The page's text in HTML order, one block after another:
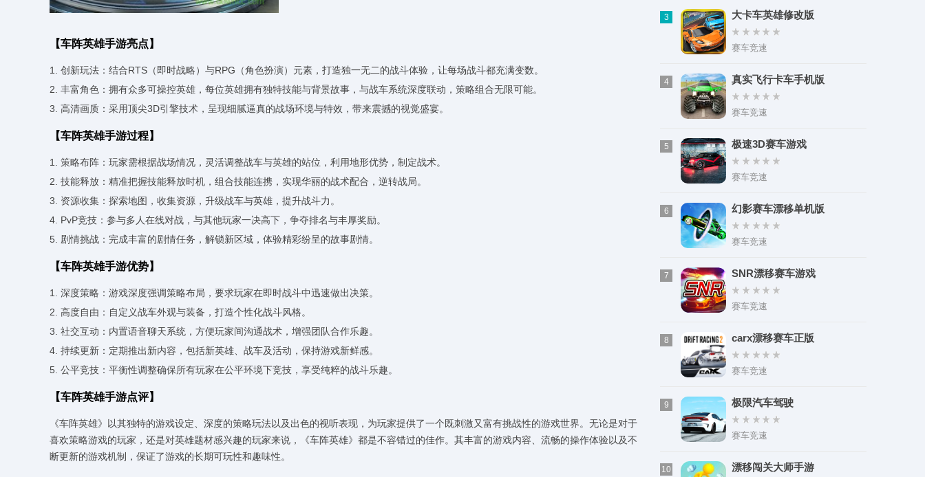
【车阵英雄手游亮点】
1. 创新玩法：结合RTS（即时战略）与RPG（角色扮演）元素，打造独一无二的战斗体验，让每场战斗都充满变数。
2. 丰富角色：拥有众多可操控英雄，每位英雄拥有独特技能与背景故事，与战车系统深度联动，策略组合无限可能。
3. 高清画质：采用顶尖3D引擎技术，呈现细腻逼真的战场环境与特效，带来震撼的视觉盛宴。
【车阵英雄手游过程】
1. 策略布阵：玩家需根据战场情况，灵活调整战车与英雄的站位，利用地形优势，制定战术。
2. 技能释放：精准把握技能释放时机，组合技能连携，实现华丽的战术配合，逆转战局。
3. 资源收集：探索地图，收集资源，升级战车与英雄，提升战斗力。
4. PvP竞技：参与多人在线对战，与其他玩家一决高下，争夺排名与丰厚奖励。
5. 剧情挑战：完成丰富的剧情任务，解锁新区域，体验精彩纷呈的故事剧情。
【车阵英雄手游优势】
1. 深度策略：游戏深度强调策略布局，要求玩家在即时战斗中迅速做出决策。
2. 高度自由：自定义战车外观与装备，打造个性化战斗风格。
3. 社交互动：内置语音聊天系统，方便玩家间沟通战术，增强团队合作乐趣。
4. 持续更新：定期推出新内容，包括新英雄、战车及活动，保持游戏新鲜感。
5. 公平竞技：平衡性调整确保所有玩家在公平环境下竞技，享受纯粹的战斗乐趣。
【车阵英雄手游点评】
《车阵英雄》以其独特的游戏设定、深度的策略玩法以及出色的视听表现，为玩家提供了一个既刺激又富有挑战性的游戏世界。无论是对于
喜欢策略游戏的玩家，还是对英雄题材感兴趣的玩家来说，《车阵英雄》都是不容错过的佳作。其丰富的游戏内容、流畅的操作体验以及不
断更新的游戏机制，保证了游戏的长期可玩性和趣味性。
3 大卡车英雄修改版
赛车竞速
4 真实飞行卡车手机版
赛车竞速
5 极速3D赛车游戏
赛车竞速
6 幻影赛车漂移单机版
赛车竞速
7 SNR漂移赛车游戏
赛车竞速
8 carx漂移赛车正版
赛车竞速
9 极限汽车驾驶
赛车竞速
10 漂移闯关大师手游